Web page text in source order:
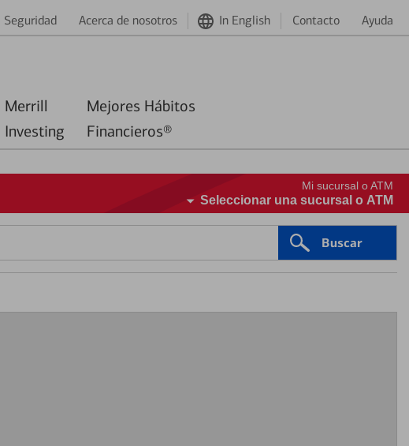
Seguridad Acerca de nosotros In English Contacto Ayuda
Merrill
Investing
Mejores Hábitos
Financieros®
Mi sucursal o ATM
Seleccionar una sucursal o ATM
Buscar